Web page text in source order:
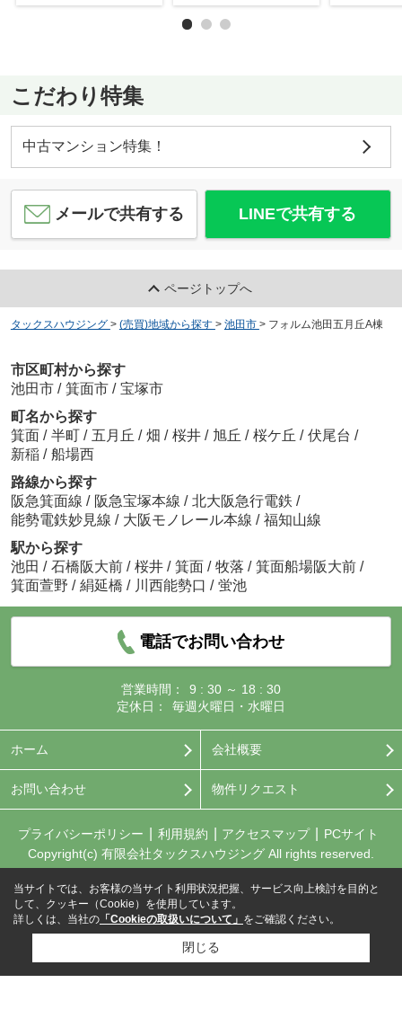
こだわり特集
中古マンション特集！
メールで共有する LINEで共有する
ページトップへ
タックスハウジング > (売買)地域から探す > 池田市 > フォルム池田五月丘A棟
市区町村から探す
池田市 / 箕面市 / 宝塚市
町名から探す
箕面 / 半町 / 五月丘 / 畑 / 桜井 / 旭丘 / 桜ケ丘 / 伏尾台 /
新稲 / 船場西
路線から探す
阪急箕面線 / 阪急宝塚本線 / 北大阪急行電鉄 /
能勢電鉄妙見線 / 大阪モノレール本線 / 福知山線
駅から探す
池田 / 石橋阪大前 / 桜井 / 箕面 / 牧落 / 箕面船場阪大前 /
箕面萱野 / 絹延橋 / 川西能勢口 / 蛍池
電話でお問い合わせ
営業時間：
9 : 30 ～ 18 : 30
定休日：
毎週火曜日・水曜日
ホーム 会社概要
お問い合わせ 物件リクエスト
プライバシーポリシー 利用規約 アクセスマップ
PCサイト
Copyright(c) 有限会社タックスハウジング All rights reserved.
当サイトでは、お客様の当サイト利用状況把握、サービス向上検討を目的と
して、クッキー（Cookie）を使用しています。
詳しくは、当社の 「Cookieの取扱いについて」 をご確認ください。
閉じる